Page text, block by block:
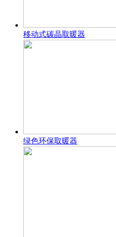
移动式碳晶取暖器
绿色环保取暖器